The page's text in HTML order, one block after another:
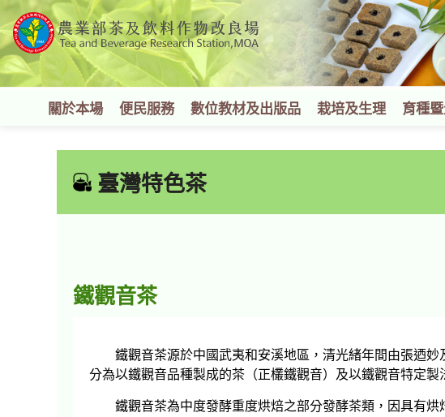
到
主
要
內
關於本場 便民服務 數位教材及出版品 栽培及生理 育種
::: 臺灣特色茶
鐵觀音茶
鐵觀音茶源於中國武夷和安溪地區，清光緒年間由張迺妙
分為以鐵觀音品種製成的茶（正欉鐵觀音）及以鐵觀音特定製
鐵觀音茶為中度發酵重度烘焙之部分發酵茶類，因具有烘